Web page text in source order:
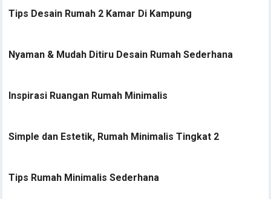
Tips Desain Rumah 2 Kamar Di Kampung
Nyaman & Mudah Ditiru Desain Rumah Sederhana
Inspirasi Ruangan Rumah Minimalis
Simple dan Estetik, Rumah Minimalis Tingkat 2
Tips Rumah Minimalis Sederhana